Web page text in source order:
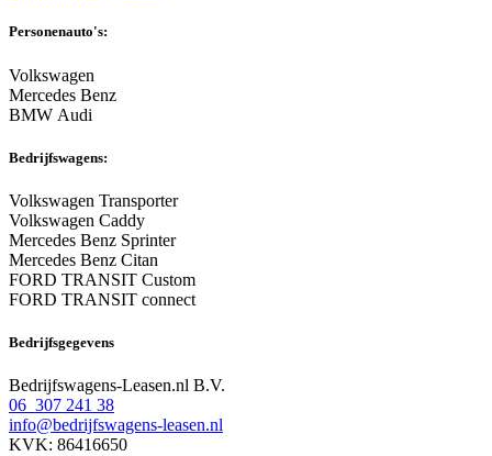
Personenauto's:
Volkswagen
Mercedes Benz
BMW Audi
Bedrijfswagens:
Volkswagen Transporter
Volkswagen Caddy
Mercedes Benz Sprinter
Mercedes Benz Citan
FORD TRANSIT Custom
FORD TRANSIT connect
Bedrijfsgegevens
Bedrijfswagens-Leasen.nl B.V.
06 307 241 38
info@bedrijfswagens-leasen.nl
KVK: 86416650